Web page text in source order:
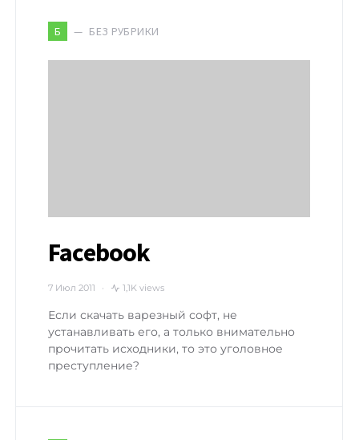
Б БЕЗ РУБРИКИ
Facebook
7 Июл 2011 1,1K views
Если скачать варезный софт, не
устанавливать его, а только внимательно
прочитать исходники, то это уголовное
преступление?